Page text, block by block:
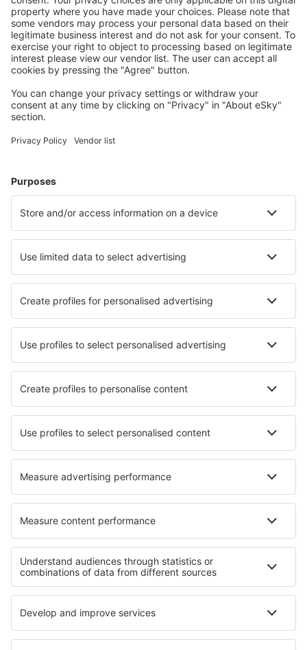
Pianifica il tuo viaggio
Voli
City Break
Volo+Hotel
Hotel
Parcheggi
Trasferimenti
Attrazioni
Eventi sportivi
Scopri di più
Applicazione mobile
Compagnie aeree
Ryanair
easyJet
Wizz Air
Volotea
Vueling
Informazioni su eSky
Termini e condizioni
Le mie prenotazioni
Informativa privacy
Assistenza e contatti